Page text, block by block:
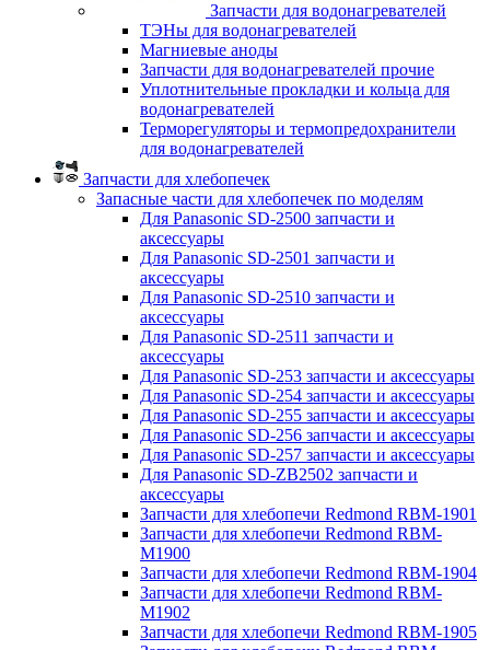
Запчасти для водонагревателей
ТЭНы для водонагревателей
Магниевые аноды
Запчасти для водонагревателей прочие
Уплотнительные прокладки и кольца для
водонагревателей
Терморегуляторы и термопредохранители
для водонагревателей
Запчасти для хлебопечек
Запасные части для хлебопечек по моделям
Для Panasonic SD-2500 запчасти и
аксессуары
Для Panasonic SD-2501 запчасти и
аксессуары
Для Panasonic SD-2510 запчасти и
аксессуары
Для Panasonic SD-2511 запчасти и
аксессуары
Для Panasonic SD-253 запчасти и аксессуары
Для Panasonic SD-254 запчасти и аксессуары
Для Panasonic SD-255 запчасти и аксессуары
Для Panasonic SD-256 запчасти и аксессуары
Для Panasonic SD-257 запчасти и аксессуары
Для Panasonic SD-ZB2502 запчасти и
аксессуары
Запчасти для хлебопечи Redmond RBM-1901
Запчасти для хлебопечи Redmond RBM-
M1900
Запчасти для хлебопечи Redmond RBM-1904
Запчасти для хлебопечи Redmond RBM-
M1902
Запчасти для хлебопечи Redmond RBM-1905